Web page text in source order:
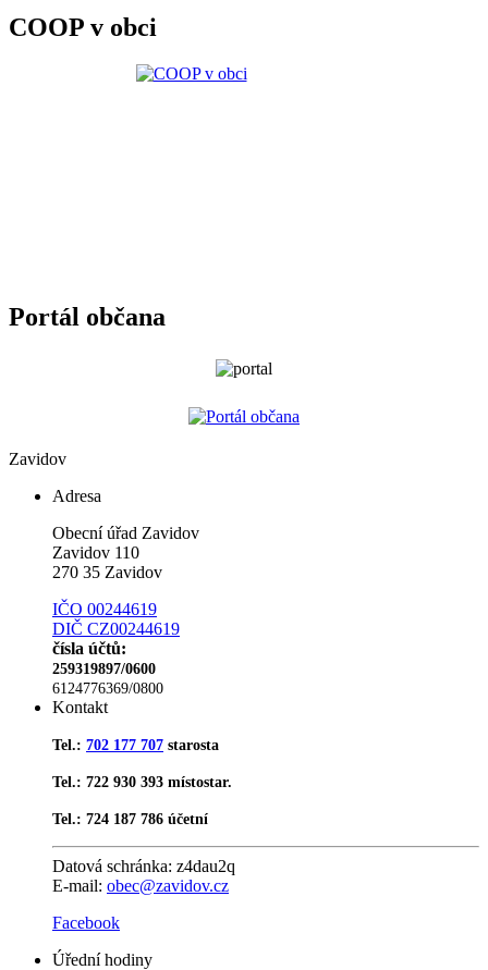
COOP v obci
Portál občana
Zavidov
Adresa
Obecní úřad Zavidov
Zavidov 110
270 35 Zavidov
IČO 00244619
DIČ CZ00244619
čísla účtů:
259319897/0600
6124776369/0800
Kontakt
Tel.: 702 177 707 starosta
Tel.: 722 930 393 místostar.
Tel.: 724 187 786 účetní
Datová schránka: z4dau2q
E-mail: obec@zavidov.cz
Facebook
Úřední hodiny